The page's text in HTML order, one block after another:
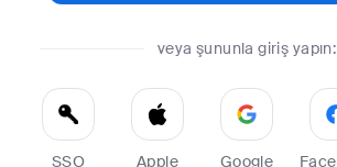
veya şununla giriş yapın:
SSO Apple Google